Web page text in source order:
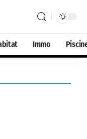
Immo